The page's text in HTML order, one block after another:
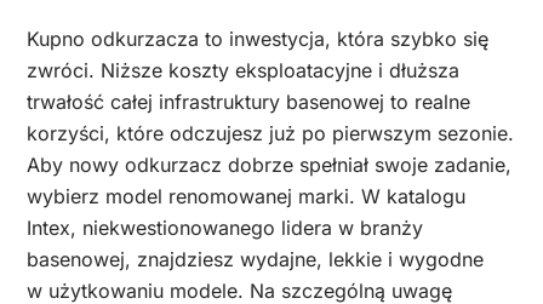
Kupno odkurzacza to inwestycja, która szybko się
zwróci. Niższe koszty eksploatacyjne i dłuższa
trwałość całej infrastruktury basenowej to realne
korzyści, które odczujesz już po pierwszym sezonie.
Aby nowy odkurzacz dobrze spełniał swoje zadanie,
wybierz model renomowanej marki. W katalogu
Intex, niekwestionowanego lidera w branży
basenowej, znajdziesz wydajne, lekkie i wygodne
w użytkowaniu modele. Na szczególną uwagę